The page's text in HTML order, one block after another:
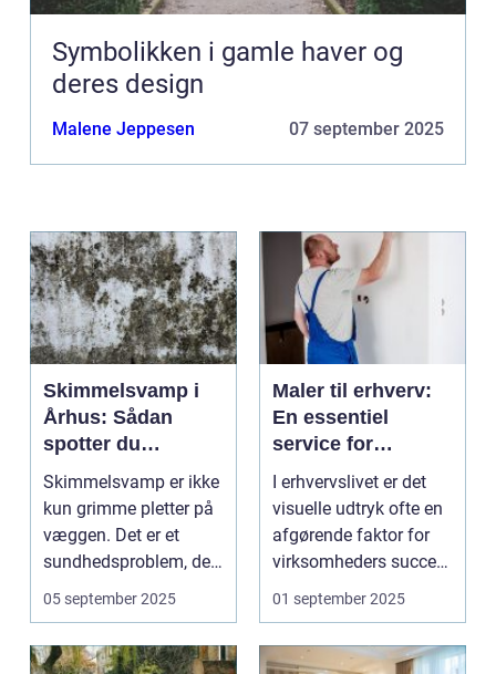
Symbolikken i gamle haver og
deres design
Malene Jeppesen 07 september 2025
Skimmelsvamp i
Århus: Sådan
spotter du
problemet
Skimmelsvamp er ikke
kun grimme pletter på
væggen. Det er et
sundhedsproblem, der
ofte s...
05 september 2025
Maler til erhverv:
En essentiel
service for
virksomheder
I erhvervslivet er det
visuelle udtryk ofte en
afgørende faktor for
virksomheders succes.
En ...
01 september 2025